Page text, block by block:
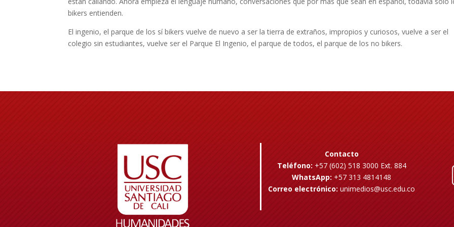
bikers entienden.
El ingenio, el parque de los sí bikers vuelve de nuevo a ser la tierra de extraños, impropios y curiosos, vuelve a ser el
colegio sin estudiantes, vuelve ser el Parque El Ingenio, el parque de todos, el parque de los no bikers.
Contacto
Teléfono: +57 (602) 518 3000 Ext. 884
WhatsApp: +57 313 4814148
Correo electrónico: unimedios@usc.edu.co